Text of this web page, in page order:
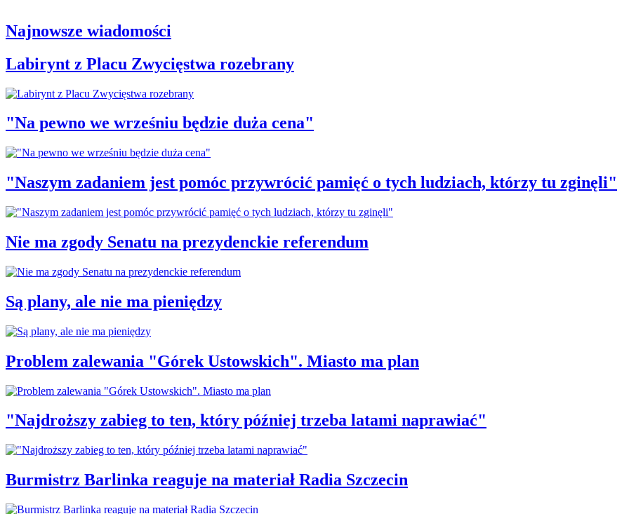
Najnowsze wiadomości
Labirynt z Placu Zwycięstwa rozebrany
"Na pewno we wrześniu będzie duża cena"
"Naszym zadaniem jest pomóc przywrócić pamięć o tych ludziach, którzy tu zginęli"
Nie ma zgody Senatu na prezydenckie referendum
Są plany, ale nie ma pieniędzy
Problem zalewania "Górek Ustowskich". Miasto ma plan
"Najdroższy zabieg to ten, który później trzeba latami naprawiać"
Burmistrz Barlinka reaguje na materiał Radia Szczecin